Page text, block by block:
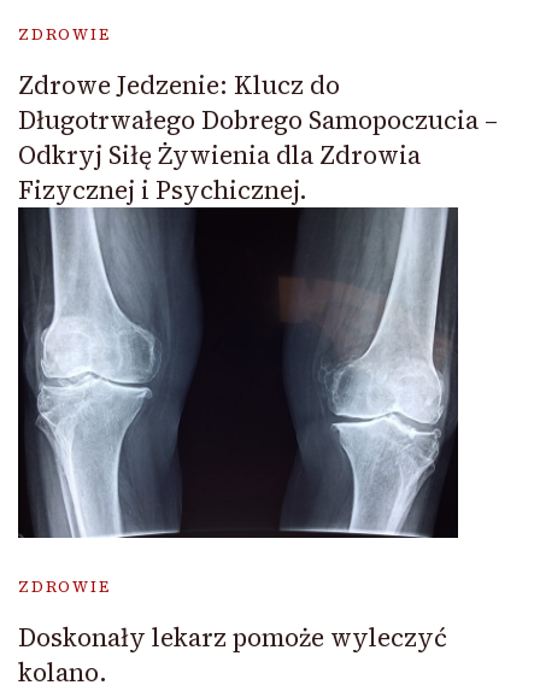
ZDROWIE
Zdrowe Jedzenie: Klucz do
Długotrwałego Dobrego Samopoczucia –
Odkryj Siłę Żywienia dla Zdrowia
Fizycznej i Psychicznej.
ZDROWIE
Doskonały lekarz pomoże wyleczyć
kolano.